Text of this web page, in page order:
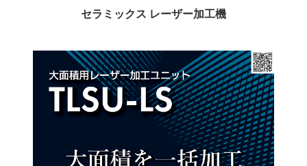
セラミックス レーザー加工機